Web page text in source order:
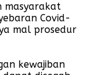
masyarakat
Covid-
mal prosedur
kewajiban